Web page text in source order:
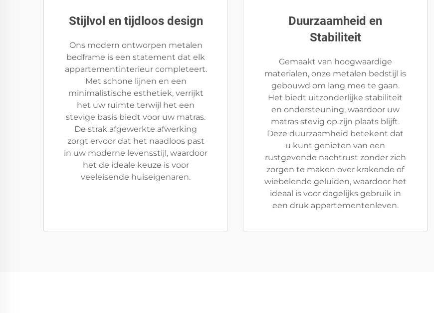
Stijlvol en tijdloos design
Ons modern ontworpen metalen
bedframe is een statement dat elk
appartementinterieur completeert.
Met schone lijnen en een
minimalistische esthetiek, verrijkt
het uw ruimte terwijl het een
stevige basis biedt voor uw matras.
De strak afgewerkte afwerking
zorgt ervoor dat het naadloos past
in uw moderne levensstijl, waardoor
het de ideale keuze is voor
veeleisende huiseigenaren.
Duurzaamheid en
Stabiliteit
Gemaakt van hoogwaardige
materialen, onze metalen bedstijl is
gebouwd om lang mee te gaan.
Het biedt uitzonderlijke stabiliteit
en ondersteuning, waardoor uw
matras stevig op zijn plaats blijft.
Deze duurzaamheid betekent dat
u kunt genieten van een
rustgevende nachtrust zonder zich
zorgen te maken over krakende of
wiebelende geluiden, waardoor het
ideaal is voor dagelijks gebruik in
een druk appartementenleven.